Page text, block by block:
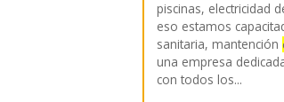
piscinas, electricidad
eso estamos
sanitaria, mantención
una empresa
con todos los...